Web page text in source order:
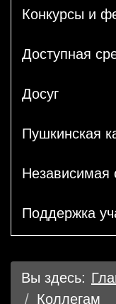
Конкурсы и
Доступная
Досуг
Пушкинская
Независимая
Поддержка
Вы здесь:
Коллегам